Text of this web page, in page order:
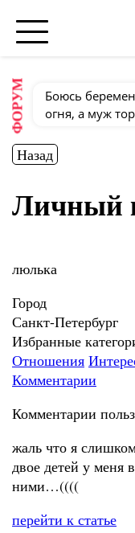
ФОРУМ
Боюсь
огня, а муж
Назад
Личный
люлька
Город
Санкт-Петербург
Избранные
Отношения
Комментарии
Комментарии
жаль что я
двое детей у меня
ними…((((
перейти к статье